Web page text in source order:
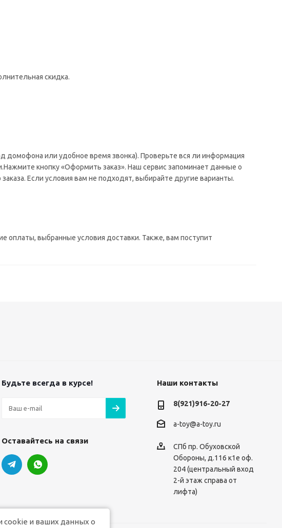
скидка.
домофона или удобное время звонка). Проверьте вся ли информация
кнопку «Оформить заказ». Наш сервис запоминает данные о
Если условия вам не подходят, выбирайте другие варианты.
оплаты, выбранные условия доставки. Также, вам поступит
Будьте всегда в курсе!
Оставайтесь на связи
Наши контакты
8(921)916-20-27
a-toy@a-toy.ru
СПб пр. Обуховской
Обороны, д.116 к1е оф.
204 (центральный вход
2-й этаж справа от
лифта)
cookie и ваших данных о